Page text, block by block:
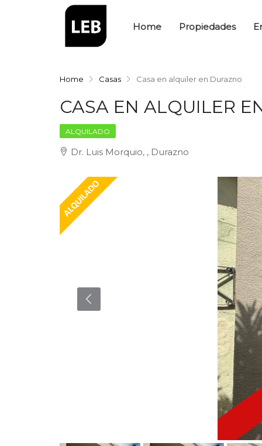
Home Propiedades
Home Casas Casa en alquiler en Durazno
CASA EN ALQUILER
ALQUILADO
Dr. Luis Morquio, , Durazno